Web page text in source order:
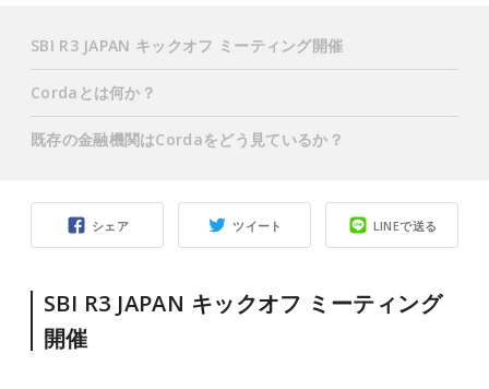
シェア ツイート LINEで送る
SBI R3 JAPAN キックオフ ミーティング
開催
SBI R3 JAPAN キックオフ ミーティング開催
Cordaとは何か？
既存の金融機関はCordaをどう見ているか？